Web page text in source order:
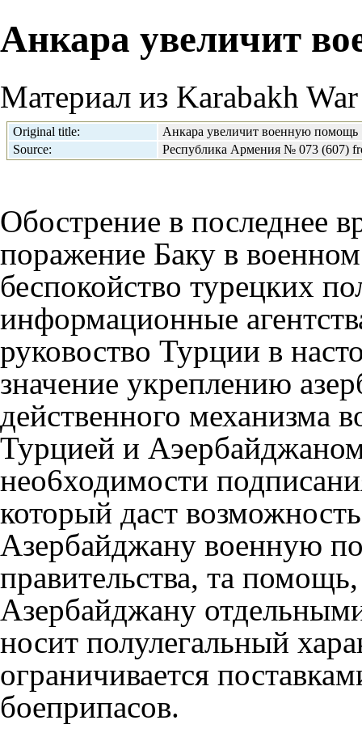
Анкара увеличит
Материал из Karabakh
Original title:
Анкара увеличит военную помощь
Source:
Республика Армения № 073 (607)
Обострение в последнее
поражение Баку в
беспокойство турецких
информационные
руковоство Турции в
значение укреплению
действенного механизма
Турцией и
нео6ходимости
который даст
Азербайджану военную
правительства, та
Азербайджану
носит полулегальный
ограничивается
боеприпасов.